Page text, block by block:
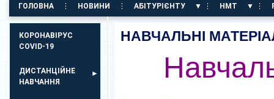
ГОЛОВНА НОВИНИ АБІТУРІЄНТУ НМТ
КОРОНАВІРУС
COVID-19
ДИСТАНЦІЙНЕ
НАВЧАННЯ
НАВЧАЛЬНІ